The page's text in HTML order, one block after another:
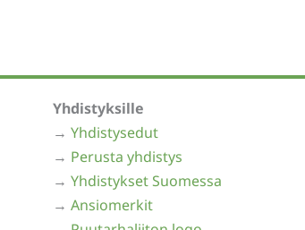
valinnat
tuotteen
sivulla.
Yhdistyksille
→ Yhdistysedut
→ Perusta yhdistys
→ Yhdistykset Suomessa
→ Ansiomerkit